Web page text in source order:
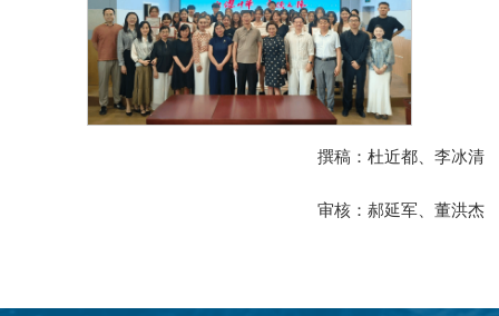
撰稿：杜近都、李冰清
审核：郝延军、董洪杰